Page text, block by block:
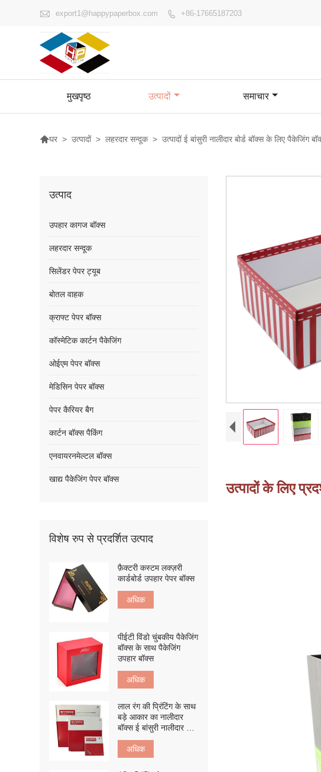
 export1@happypaperbox.com  +86-17665187203
मुखपृष्ठ उत्पादों समाचार
घर > उत्पादों > लहरदार सन्दूक > उत्पादों ई बांसुरी नालीदार बोर्ड बॉक्स के लिए पैकेजिंग
उत्पादों के लिए
उत्पाद
उपहार कागज बॉक्स
लहरदार सन्दूक
सिलेंडर पेपर ट्यूब
बोतल वाहक
क्राफ्ट पेपर बॉक्स
कॉस्मेटिक कार्टन पैकेजिंग
ओईएम पेपर बॉक्स
मेडिसिन पेपर बॉक्स
पेपर कैरियर बैग
कार्टन बॉक्स पैकिंग
एनवायरनमेल्टल बॉक्स
खाद्य पैकेजिंग पेपर बॉक्स
विशेष रुप से प्रदर्शित उत्पाद
फ़ैक्टरी कस्टम लक्ज़री
कार्डबोर्ड उपहार पेपर बॉक्स
अधिक
पीईटी विंडो चुंबकीय पैकेजिंग
बॉक्स के साथ पैकेजिंग
उपहार बॉक्स
अधिक
लाल रंग की प्रिंटिंग के साथ
बड़े आकार का नालीदार
बॉक्स ई बांसुरी नालीदार बोर्ड
बॉक्स
अधिक